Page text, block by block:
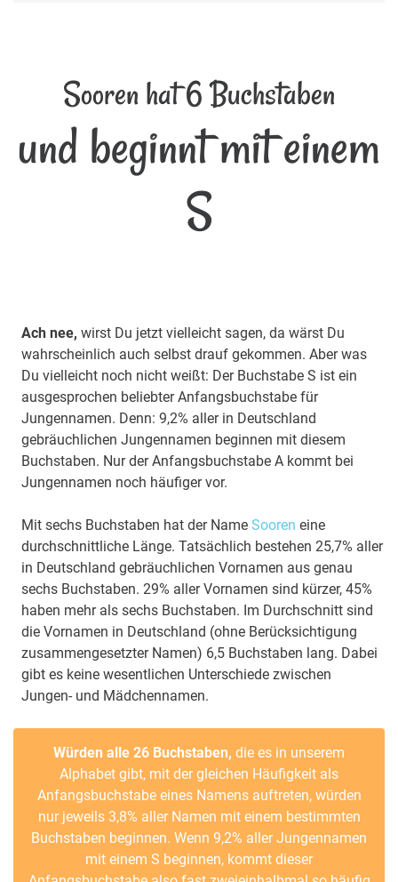
Sooren hat 6 Buchstaben
und beginnt mit einem
S
Ach nee, wirst Du jetzt vielleicht sagen, da wärst Du
wahrscheinlich auch selbst drauf gekommen. Aber was
Du vielleicht noch nicht weißt: Der Buchstabe S ist ein
ausgesprochen beliebter Anfangsbuchstabe für
Jungennamen. Denn: 9,2% aller in Deutschland
gebräuchlichen Jungennamen beginnen mit diesem
Buchstaben. Nur der Anfangsbuchstabe A kommt bei
Jungennamen noch häufiger vor.
Mit sechs Buchstaben hat der Name Sooren eine
durchschnittliche Länge. Tatsächlich bestehen 25,7% aller
in Deutschland gebräuchlichen Vornamen aus genau
sechs Buchstaben. 29% aller Vornamen sind kürzer, 45%
haben mehr als sechs Buchstaben. Im Durchschnitt sind
die Vornamen in Deutschland (ohne Berücksichtigung
zusammengesetzter Namen) 6,5 Buchstaben lang. Dabei
gibt es keine wesentlichen Unterschiede zwischen
Jungen- und Mädchennamen.
Würden alle 26 Buchstaben, die es in unserem
Alphabet gibt, mit der gleichen Häufigkeit als
Anfangsbuchstabe eines Namens auftreten, würden
nur jeweils 3,8% aller Namen mit einem bestimmten
Buchstaben beginnen. Wenn 9,2% aller Jungennamen
mit einem S beginnen, kommt dieser